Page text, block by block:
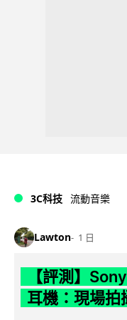
3C科技 流動音樂
Lawton 1 日
【評測】
耳機：現場拍